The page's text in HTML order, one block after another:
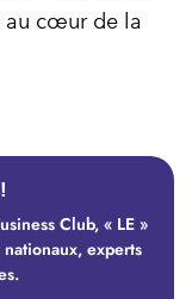
Club, « LE »
experts
au cœur de la